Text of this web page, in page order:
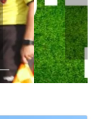
حسم ل...
إقرأ الخبر